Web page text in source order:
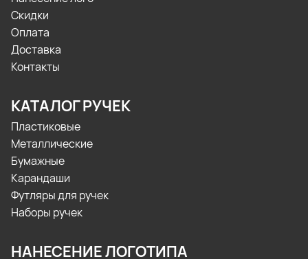
Скидки
Оплата
Доставка
Контакты
КАТАЛОГ РУЧЕК
Пластиковые
Металлические
Бумажные
Карандаши
Футляры для ручек
Наборы ручек
НАНЕСЕНИЕ ЛОГОТИПА